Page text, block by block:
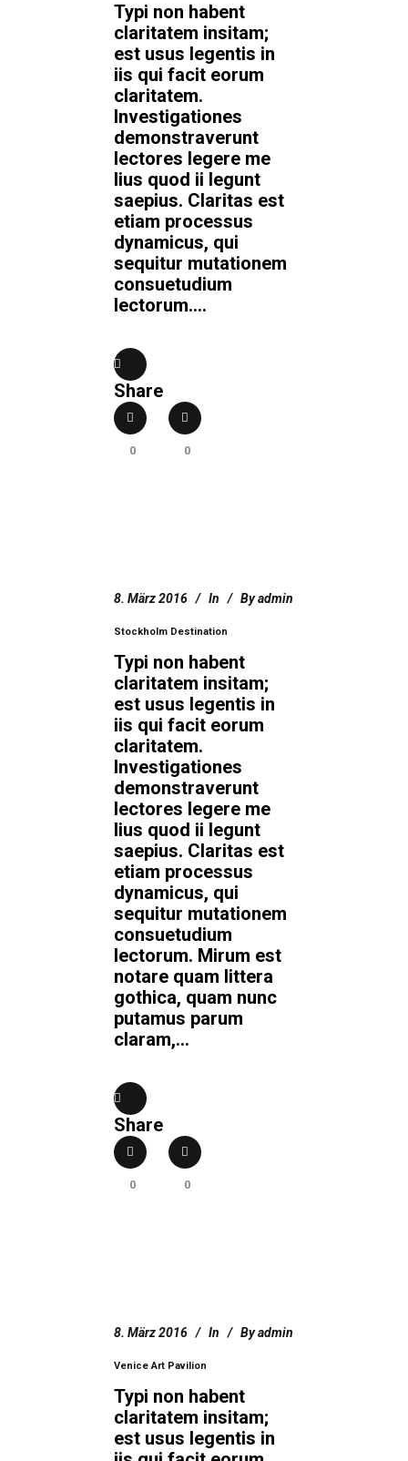
Typi non habent
claritatem insitam;
est usus legentis in
iis qui facit eorum
claritatem.
Investigationes
demonstraverunt
lectores legere me
lius quod ii legunt
saepius. Claritas est
etiam processus
dynamicus, qui
sequitur mutationem
consuetudium
lectorum....
Share
0 0
8. März 2016 In Byadmin
Stockholm Destination
Typi non habent
claritatem insitam;
est usus legentis in
iis qui facit eorum
claritatem.
Investigationes
demonstraverunt
lectores legere me
lius quod ii legunt
saepius. Claritas est
etiam processus
dynamicus, qui
sequitur mutationem
consuetudium
lectorum. Mirum est
notare quam littera
gothica, quam nunc
putamus parum
claram,...
Share
0 0
8. März 2016 In Byadmin
Venice Art Pavilion
Typi non habent
claritatem insitam;
est usus legentis in